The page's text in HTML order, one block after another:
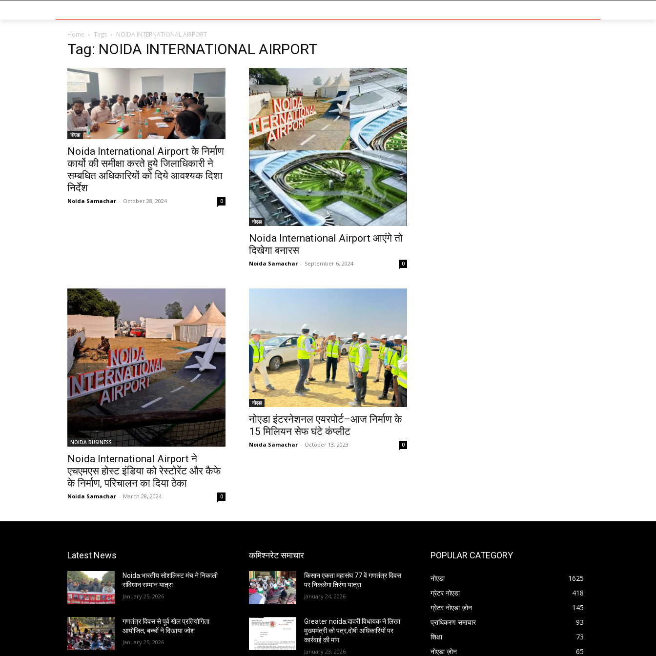
Home Tags NOIDA INTERNATIONAL AIRPORT
Tag: NOIDA INTERNATIONAL AIRPORT
नोएडा
Noida International Airport के निर्माण
कार्यो की समीक्षा करते हुये जिलाधिकारी ने
सम्बधित अधिकारियों को दिये आवश्यक दिशा
निर्देश
Noida Samachar - October 28, 2024 0
नोएडा
Noida International Airport आएंगे तो
दिखेगा बनारस
Noida Samachar - September 6, 2024 0
NOIDA BUSINESS
Noida International Airport ने
एचएमएस होस्ट इंडिया को रेस्‍टोरेंट और कैफे
के निर्माण, परिचालन का दिया ठेका
Noida Samachar - March 28, 2024 0
नोएडा
नोएडा इंटरनेशनल एयरपोर्ट–आज निर्माण के
15 मिलियन सेफ घंटे कंप्लीट
Noida Samachar - October 13, 2023 0
Latest News
Noida:भारतीय सोशलिस्ट मंच ने निकाली
संविधान सम्मान यात्रा
January 25, 2026
गणतंत्र दिवस से पूर्व खेल प्रतियोगिता
आयोजित, बच्चों ने दिखाया जोश
January 25, 2026
कमिश्नरेट समाचार
किसान एकता महासंघ 77 वें गणतंत्र दिवस
पर निकलेगा तिरंगा यात्रा
January 24, 2026
Greater noida:दादरी विधायक ने लिखा
मुख्यमंत्री को पत्र,दोषी अधिकारियों पर
कार्रवाई की मांग
January 23, 2026
POPULAR CATEGORY
नोएडा
1625
ग्रेटर नोएडा
418
ग्रेटर नोएडा ज़ोन
145
प्राधिकरण समाचार
93
शिक्षा
73
नोएडा ज़ोन
65